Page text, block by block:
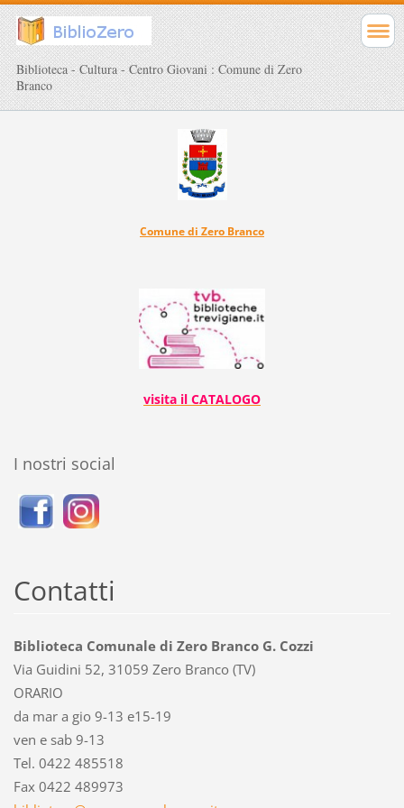
Biblioteca - Cultura - Centro Giovani : Comune di Zero
Branco
Comune di Zero Branco
visita il CATALOGO
I nostri social
Contatti
Biblioteca Comunale di Zero Branco G. Cozzi
Via Guidini 52, 31059 Zero Branco (TV)
ORARIO
da mar a gio 9-13 e15-19
ven e sab 9-13
Tel. 0422 485518
Fax 0422 489973